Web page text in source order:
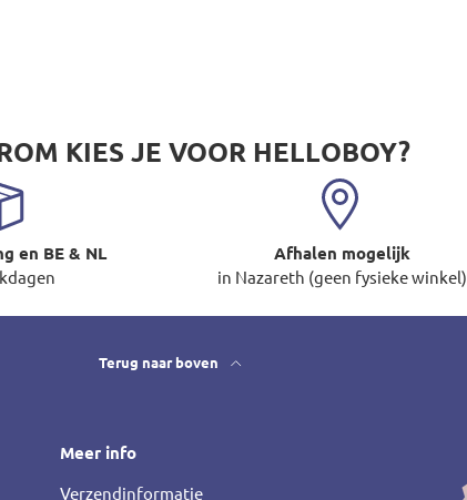
KIES JE VOOR HELLOBOY?
en BE & NL Afhalen mogelijk
in Nazareth (geen fysieke winkel)
Terug naar boven
Meer info
Verzendinformatie